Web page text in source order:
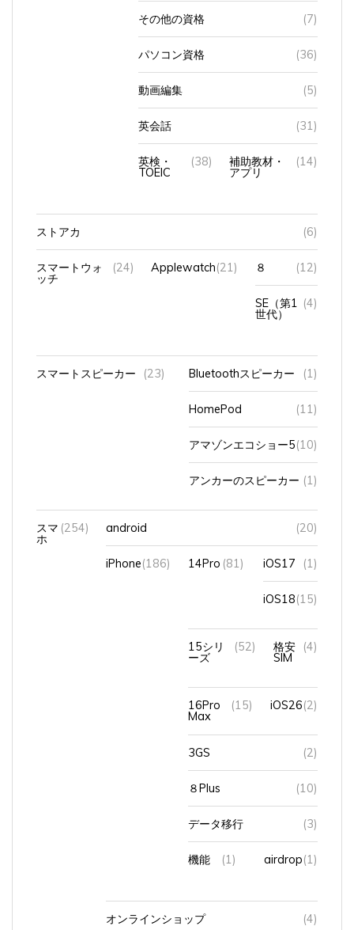
その他の資格 (7)
パソコン資格 (36)
動画編集 (5)
英会話 (31)
英検・
TOEIC
(38) 補助教材・
アプリ
(14)
ストアカ (6)
スマートウォ
ッチ
(24) Applewatch(21) ８ (12)
SE（第1
世代）
(4)
スマートスピーカー (23) Bluetoothスピーカー (1)
HomePod (11)
アマゾンエコショー5(10)
アンカーのスピーカー (1)
スマ
ホ
(254) android (20)
iPhone(186) 14Pro (81) iOS17 (1)
iOS18(15)
15シリ
ーズ
(52) 格安
SIM
(4)
16Pro
Max
(15) iOS26(2)
3GS (2)
８Plus (10)
データ移行 (3)
機能 (1) airdrop(1)
オンラインショップ (4)